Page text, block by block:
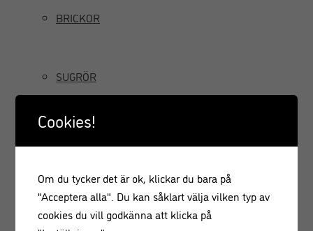
BRICKOR
SUGRÖR
GRÄDDSIFONER
Cookies!
Om du tycker det är ok, klickar du bara på
"Acceptera alla". Du kan såklart välja vilken typ av
cookies du vill godkänna att klicka på